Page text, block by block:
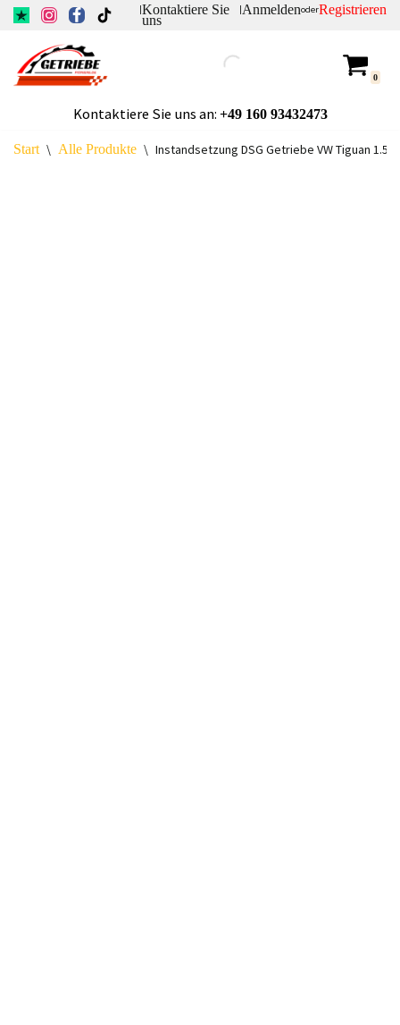
Inhalt
springen
|Kontaktiere Sie
uns
|AnmeldenoderRegistrieren
0
Kontaktiere Sie uns an: +49160 93432473
Start \ Alle Produkte \ Instandsetzung DSG Getriebe VW Tiguan 1.5